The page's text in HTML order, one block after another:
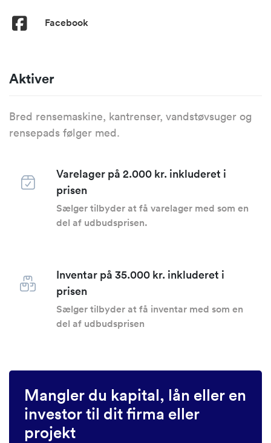
Facebook
Aktiver
Bred rensemaskine, kantrenser, vandstøvsuger og
rensepads følger med.
Varelager på 2.000 kr. inkluderet i
prisen
Sælger tilbyder at få varelager med som en
del af udbudsprisen.
Inventar på 35.000 kr. inkluderet i
prisen
Sælger tilbyder at få inventar med som en
del af udbudsprisen
Mangler du kapital, lån eller en
investor til dit firma eller
projekt